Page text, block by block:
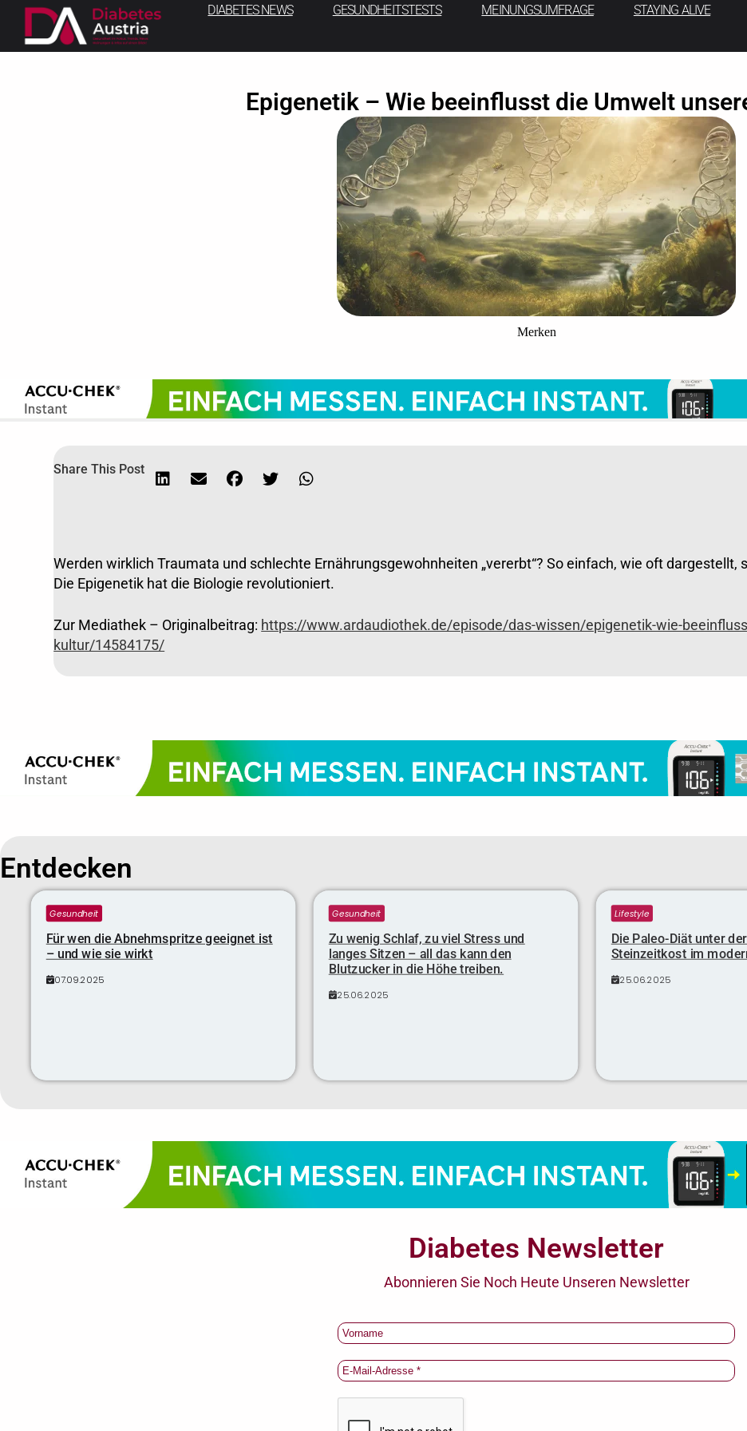
DIABETES NEWS GESUNDHEITSTESTS MEINUNGSUMFRAGE STAYING ALIVE
Epigenetik – Wie beeinflusst die Umwelt
Merken
Share This Post
Werden wirklich Traumata und schlechte Ernährungsgewohnheiten „vererbt“? So einfach, wie oft dargestellt,
Die Epigenetik hat die Biologie revolutioniert.
Zur Mediathek – Originalbeitrag: https://www.ardaudiothek.de/episode/das-wissen/epigenetik-wie-
kultur/14584175/
Entdecken
Gesundheit
Für wen die Abnehmspritze geeignet ist
– und wie sie wirkt
07.09.2025
Gesundheit
Zu wenig Schlaf, zu viel Stress und
langes Sitzen – all das kann den
Blutzucker in die Höhe treiben.
25.06.2025
Lifestyle
Die Paleo-Diät unter
Steinzeitkost im
25.06.2025
Diabetes Newsletter
Abonnieren Sie Noch Heute Unseren Newsletter